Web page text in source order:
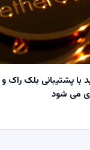
پشتیبانی بلک راک و